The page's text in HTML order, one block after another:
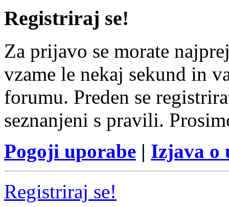
Registriraj se!
Za prijavo se morate
vzame le nekaj sekund in
forumu. Preden se
seznanjeni s pravili.
Pogoji uporabe | Izjava o
Registriraj se!